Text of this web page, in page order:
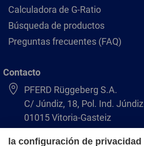
Calculadora de G-Ratio
Búsqueda de productos
Preguntas frecuentes (FAQ)
Contacto
PFERD Rüggeberg S.A.
C/ Júndiz, 18, Pol. Ind. Júndiz
01015 Vitoria-Gasteiz
+34 945 184 400